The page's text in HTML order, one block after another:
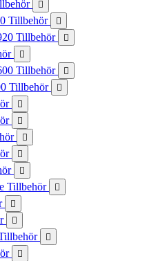

Tillbehör 
Tillbehör 

Tillbehör 
Tillbehör 





Tillbehör 



